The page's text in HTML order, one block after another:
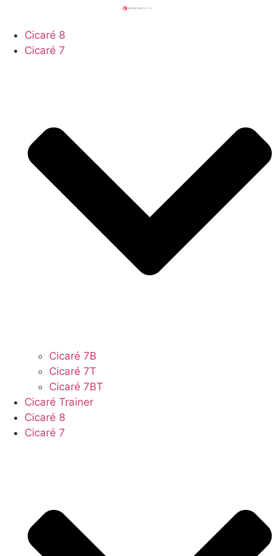
contenido
Cicaré 8
Cicaré 7
Cicaré 7B
Cicaré 7T
Cicaré 7BT
Cicaré Trainer
Cicaré 8
Cicaré 7